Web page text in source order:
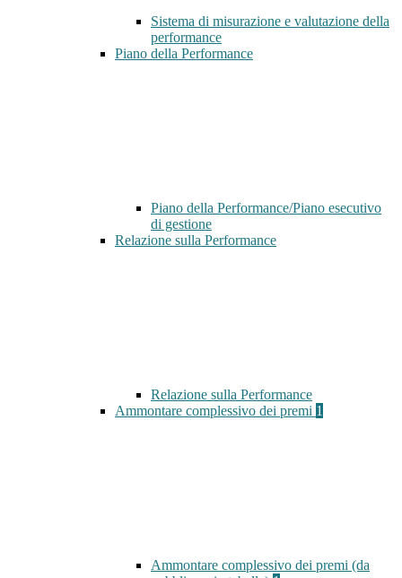
Sistema di misurazione e valutazione della
performance
Piano della Performance
Piano della Performance/Piano esecutivo
di gestione
Relazione sulla Performance
Relazione sulla Performance
Ammontare complessivo dei premi 1
Ammontare complessivo dei premi (da